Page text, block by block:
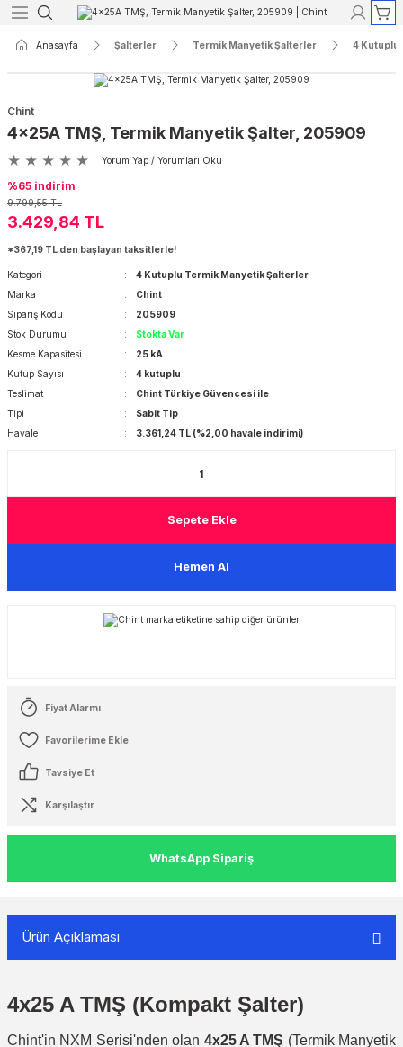
Röleleri
Röleleri
Kontaktörleri
ve Lambaları
Aletleri
Açık Tip Şalterler
4 Kutuplu Açık Tip Şalterler
Şalterleri
Şalterler
Termik Manyetik Şalterler
4 Kutuplu Termik Manyetik
ve Yuvaları
Anasayfa Şalterler Termik Manyetik Şalterler 4 Kutuplu
Chint
4x25A TMŞ, Termik Manyetik Şalter, 205909
Yorum Yap / Yorumları Oku
%65 indirim
9.799,55 TL
3.429,84 TL
*367,19 TL den başlayan taksitlerle!
Kategori
4 Kutuplu Termik Manyetik Şalterler
Marka
Chint
Sipariş Kodu
205909
Stok Durumu
Stokta Var
Kesme Kapasitesi
25 kA
Kutup Sayısı
4 kutuplu
Teslimat
Chint Türkiye Güvencesi ile
Tipi
Sabit Tip
Havale
3.361,24 TL (%2,00 havale indirimi)
Sepete Ekle
Hemen Al
Fiyat Alarmı
Tavsiye Et
Karşılaştır
WhatsApp Sipariş
Ürün Açıklaması
4x25 A TMŞ (Kompakt Şalter)
Chint'in NXM Serisi'nden olan 4x25 A TMŞ (Termik Manyetik